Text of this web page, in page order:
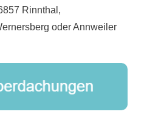
Rinnthal,
oder Annweiler